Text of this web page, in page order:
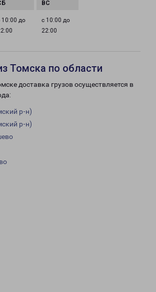
10:00 до
с 10:00 до
22:00
Томска по области
доставка грузов осуществляется в
р-н)
р-н)